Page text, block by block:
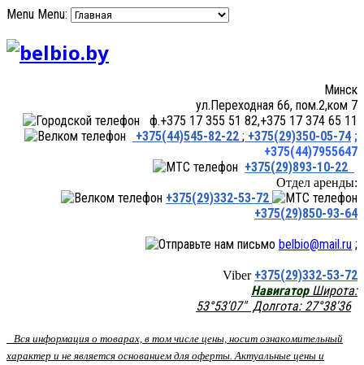
Menu Menu:
Минск
ул.Переходная 66, пом.2,ком 7
ф.+375 17 355 51 82,+375 17 374 65 11
+375(44)545-82-22 ; +375(29)350-05-74 ;
+375(44)7955647
+375(29)893-10-22
Отдел аренды:
+375(29)332-53-72
+375(29)850-93-64
belbio@mail.ru ;
Viber +375(29)332-53-72
НавигаторШирота:
53°53'07" Долгота: 27°38'36
Вся информация о товарах, в том числе цены, носит ознакомительный
характер и не является основанием для оферты. Актуальные цены и